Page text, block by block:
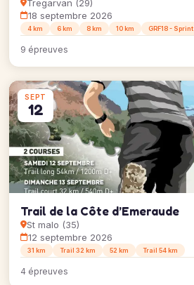
Tregarvan (29)
18 septembre 2026
4 km 6 km 8 km 10 km GRF18 - Sprint
9 épreuves
SEPT
12
Trail de la Côte d’Emeraude
St malo (35)
12 septembre 2026
31 km Trail 32 km 52 km Trail 54 km
4 épreuves